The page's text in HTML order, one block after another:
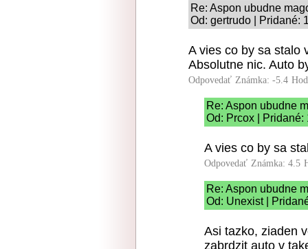
Re: Aspon ubudne
Od: gertrudo | Pridané:
A vies co by sa stalo
Absolutne nic. Auto
Odpovedať Známka: -5.4
Re: Aspon ubudne
Od: Prcox | Pridané:
A vies co by sa
Odpovedať Známka: 4.5
Re: Aspon ubudne
Od: Unexist |
Asi tazko, ziaden
zabrdzit auto v